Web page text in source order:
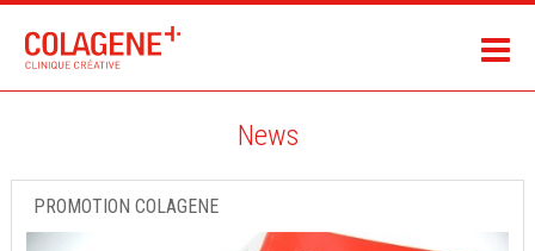
News
PROMOTION COLAGENE